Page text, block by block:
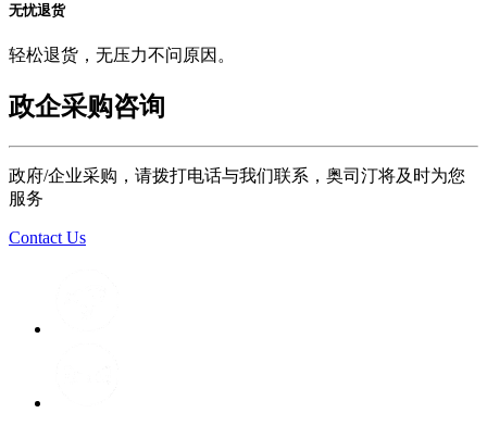
无忧退货
轻松退货，无压力不问原因。
政企采购咨询
政府/企业采购，请拨打电话与我们联系，奥司汀将及时为您
服务
Contact Us